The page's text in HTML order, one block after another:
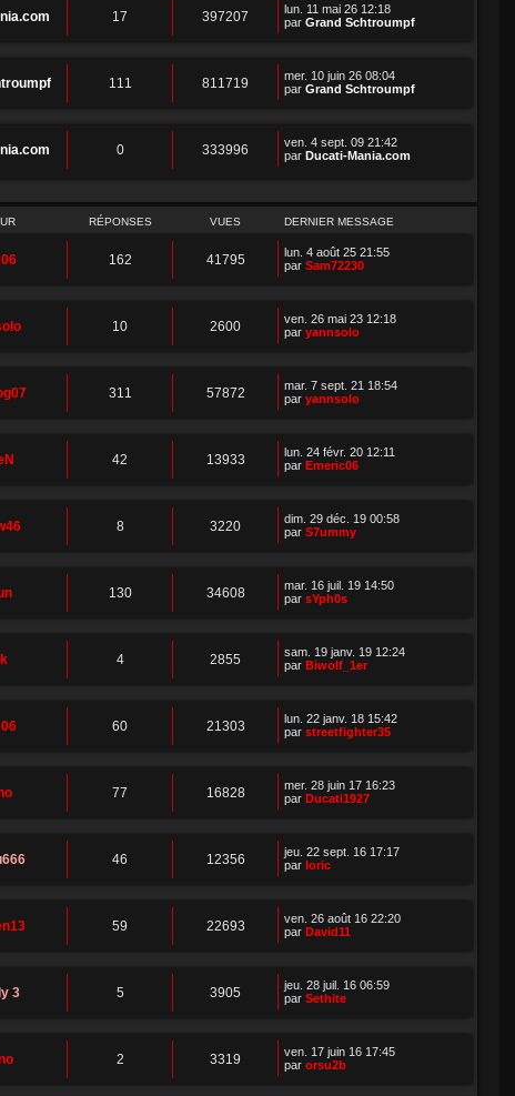
17 397207
lun. 11 mai 26 12:18
parGrand Schtroumpf
111 811719
mer. 10 juin 26 08:04
parGrand Schtroumpf
0 333996
ven. 4 sept. 09 21:42
parDucati-Mania.com
RÉPONSES VUES DERNIER MESSAGE
162 41795
lun. 4 août 25 21:55
parSam72230
10 2600
ven. 26 mai 23 12:18
paryannsolo
311 57872
mar. 7 sept. 21 18:54
paryannsolo
42 13933
lun. 24 févr. 20 12:11
parEmeric06
8 3220
dim. 29 déc. 19 00:58
parS7ummy
130 34608
mar. 16 juil. 19 14:50
parsYph0s
4 2855
sam. 19 janv. 19 12:24
parBiwolf_1er
60 21303
lun. 22 janv. 18 15:42
parstreetfighter35
77 16828
mer. 28 juin 17 16:23
parDucati1927
46 12356
jeu. 22 sept. 16 17:17
parloric
59 22693
ven. 26 août 16 22:20
parDavid11
3 5 3905
jeu. 28 juil. 16 06:59
parSethite
2 3319
ven. 17 juin 16 17:45
parorsu2b